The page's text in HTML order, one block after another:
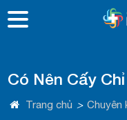
Có Nên Cấy
Trang chủ > Chuyên